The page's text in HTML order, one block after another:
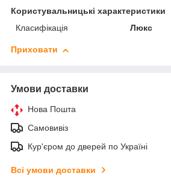
Користувальницькі характеристики
Класифікація
Люкс
Приховати
Умови доставки
Нова Пошта
Самовивіз
Кур'єром до дверей по Україні
Всі умови доставки